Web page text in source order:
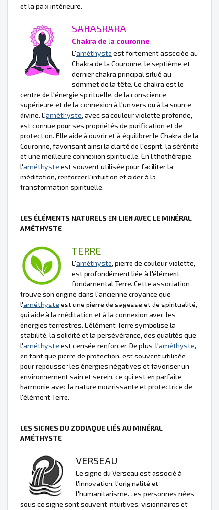
et la paix intérieure.
SAHASRARA
Chakra de la couronne
L'améthyste est fortement associée au
Chakra de la Couronne, le septième et
dernier chakra principal situé au
sommet de la tête. Ce chakra est le
centre de l'énergie spirituelle, de la conscience
supérieure et de la connexion à l'univers ou à la source
divine. L'améthyste, avec sa couleur violette profonde,
est connue pour ses propriétés de purification et de
protection. Elle aide à ouvrir et à équilibrer le Chakra de la
Couronne, favorisant ainsi la clarté de l'esprit, la sérénité
et une meilleure connexion spirituelle. En lithothérapie,
l'améthyste est souvent utilisée pour faciliter la
méditation, renforcer l'intuition et aider à la
transformation spirituelle.
LES ÉLÉMENTS NATURELS EN LIEN AVEC LE MINÉRAL
AMÉTHYSTE
TERRE
L'améthyste, pierre de couleur violette,
est profondément liée à l'élément
fondamental Terre. Cette association
trouve son origine dans l'ancienne croyance que
l'améthyste est une pierre de sagesse et de spiritualité,
qui aide à la méditation et à la connexion avec les
énergies terrestres. L'élément Terre symbolise la
stabilité, la solidité et la persévérance, des qualités que
l'améthyste est censée renforcer. De plus, l'améthyste,
en tant que pierre de protection, est souvent utilisée
pour repousser les énergies négatives et favoriser un
environnement sain et serein, ce qui est en parfaite
harmonie avec la nature nourrissante et protectrice de
l'élément Terre.
LES SIGNES DU ZODIAQUE LIÉS AU MINÉRAL
AMÉTHYSTE
VERSEAU
Le signe du Verseau est associé à
l'innovation, l'originalité et
l'humanitarisme. Les personnes nées
sous ce signe sont souvent intuitives, visionnaires et